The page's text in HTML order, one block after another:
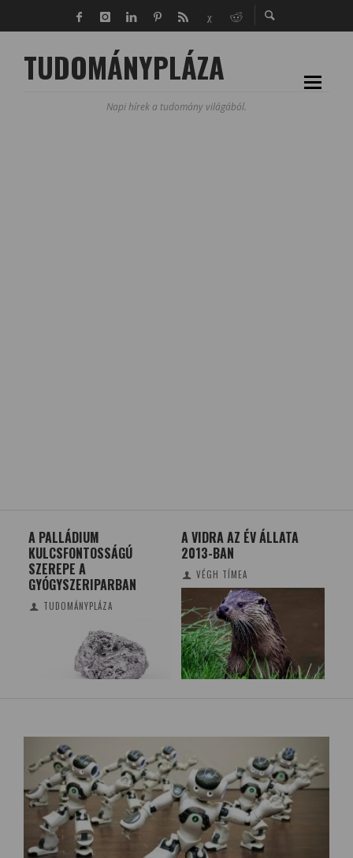
TUDOMÁNYPLÁZA
Napi hírek a tudomány világából.
A PALLÁDIUM
KULCSFONTOSSÁGÚ
SZEREPE A
GYÓGYSZERIPARBAN
TUDOMÁNYPLÁZA
A VIDRA AZ ÉV ÁLLATA
2013-BAN
VÉGH TÍMEA